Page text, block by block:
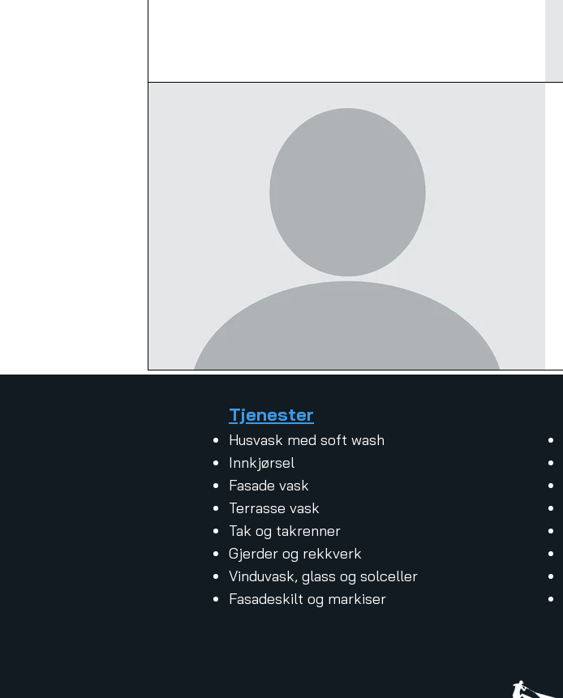
Tjenester
Husvask med soft wash
Innkjørsel
Fasade vask
Terrasse vask
Tak og takrenner
Gjerder og rekkverk
Vinduvask, glass og solceller
Fasadeskilt og markiser